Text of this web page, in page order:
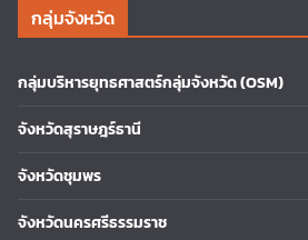
กลุ่มจังหวัด
กลุ่มบริหารยุทธศาสตร์กลุ่มจังหวัด (OSM)
จังหวัดสุราษฎร์ธานี
จังหวัดชุมพร
จังหวัดนครศรีธรรมราช